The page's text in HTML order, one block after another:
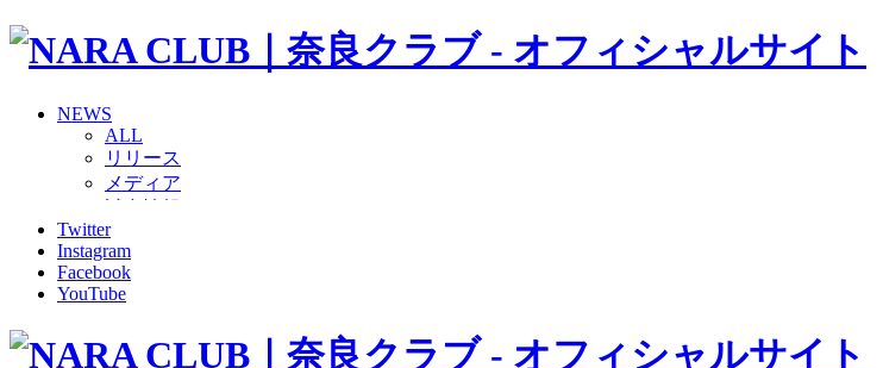
NEWS
ALL
リリース
メディア
グッズ
ファンコミュニティ
普及・育成
ホームタウン
その他
Twitter
Instagram
Facebook
YouTube